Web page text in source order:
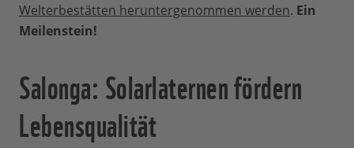
Welterbestätten heruntergenommen werden. Ein
Meilenstein!
Salonga: Solarlaternen fördern
Lebensqualität